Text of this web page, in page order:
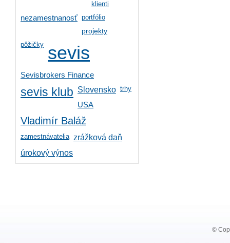
klienti
nezamestnanosť portfólio
projekty
pôžičky sevis
Sevisbrokers Finance
sevis klub Slovensko trhy
USA
Vladimír Baláž
zamestnávatelia zrážková daň
úrokový výnos
©